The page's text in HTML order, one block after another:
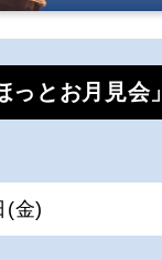
っとお月見会」
(金)